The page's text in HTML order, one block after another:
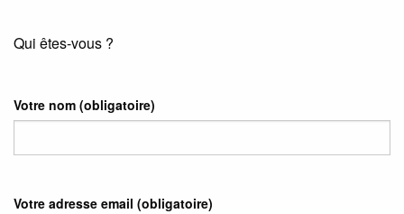
Qui êtes-vous ?
Votre nom (obligatoire)
Votre adresse email (obligatoire)